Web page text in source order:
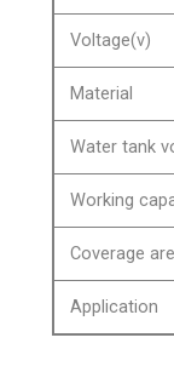
Voltage(v)
Material
Water tank
Working
Coverage
Application